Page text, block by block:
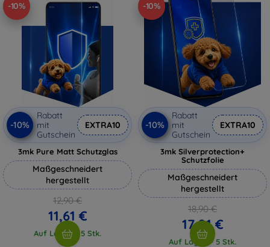
-10%
-10%
Rabatt
mit
Gutschein
EXTRA10
3mk Pure Matt Schutzglas
Maßgeschneidert
hergestellt
12,90 €
11,61 €
Auf Lager > 5 Stk.
-10%
-10%
Rabatt
mit
Gutschein
EXTRA10
3mk Silverprotection+
Schutzfolie
Maßgeschneidert
hergestellt
18,90 €
17,01 €
Auf Lager > 5 Stk.